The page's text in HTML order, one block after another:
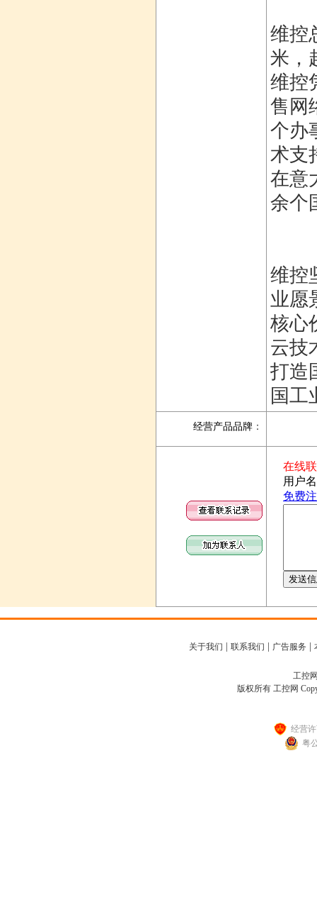
维控
米，
维控
售网
个办
术支
在意
余个
维控
业愿
核心
云技
打造
国工
经营产品品牌 ：
关于我们 联系我们 广告服务
工控
版权所有 工控网
经营
粤